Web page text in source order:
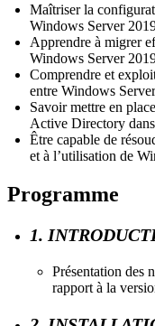
Maîtriser la
Windows Server
Apprendre à migrer
Windows Server
Comprendre et
entre Windows
Savoir mettre en
Active Directory
Être capable de
et à l’utilisation de
Programme
1.
Présentation des
rapport à la